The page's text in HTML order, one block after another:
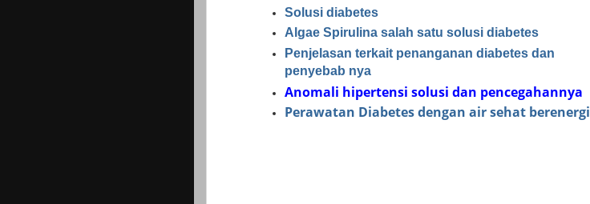
Solusi diabetes
Algae Spirulina salah satu solusi diabetes
Penjelasan terkait penanganan diabetes dan
penyebab nya
Anomali hipertensi solusi dan pencegahannya
Perawatan Diabetes dengan air sehat berenergi